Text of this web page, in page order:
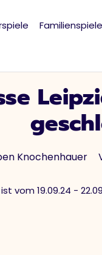
Familienspiele
Knochenhauer
vom 19.09.24 -